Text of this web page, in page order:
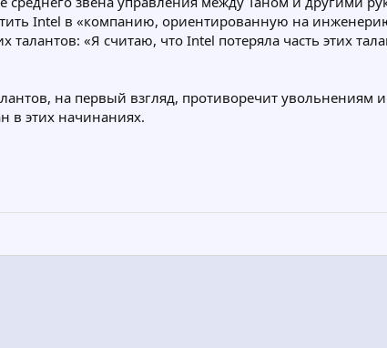
Intel в «компанию, ориентированную на
«Я считаю, что Intel потеряла часть этих
на первый взгляд, противоречит увольнениям
в этих начинаниях.